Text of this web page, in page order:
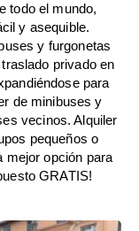
todo el mundo,
y asequible.
y furgonetas
privado en
para
de minibuses y
vecinos. Alquiler
pequeños o
mejor opción para
GRATIS!